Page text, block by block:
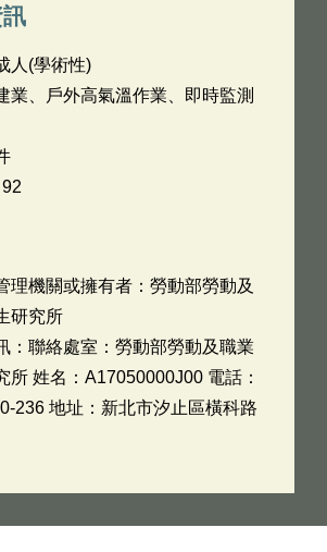
人(學術性)
業、戶外高氣溫作業、即時監測
理機關或擁有者：勞動部勞動及
研究所
：聯絡處室：勞動部勞動及職業
所 姓名：A17050000J00 電話：
236 地址：新北市汐止區橫科路